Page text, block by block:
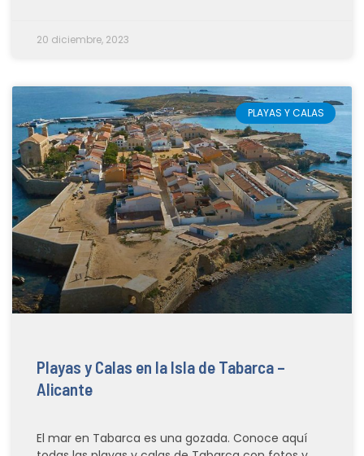
20 diciembre, 2023
PLAYAS Y CALAS
Playas y Calas en la Isla de Tabarca –
Alicante
El mar en Tabarca es una gozada. Conoce aquí